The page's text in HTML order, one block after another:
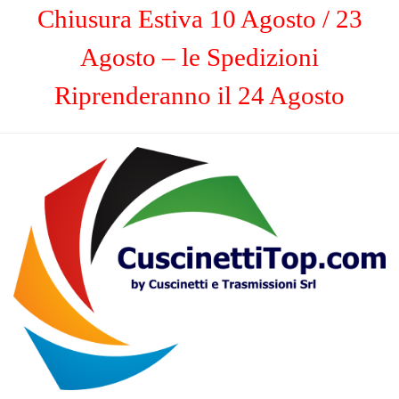
Chiusura Estiva 10 Agosto / 23
Agosto – le Spedizioni
Riprenderanno il 24 Agosto